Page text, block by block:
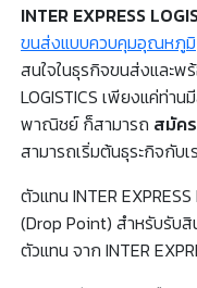
INTER EXPRESS
ขนส่งแบบควบคุมอุณหภูมิ
สนใจในธุรกิจขนส่งและพร้
LOGISTICS เพียงแค่ท่าน
พาณิชย์ ก็สามารถ สมัค
สามารถเริ่มต้นธุระกิจกับเ
ตัวแทน INTER
(Drop Point) สำหรับรับ
ตัวแทน จาก INTER